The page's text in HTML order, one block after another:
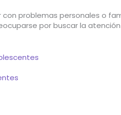
problemas personales o
por buscar la